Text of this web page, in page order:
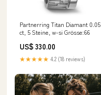
Partnerring Titan Diamant 0.05
ct, 5 Steine, w-si Grösse:66
US$ 330.00
★★★★★ 4.2 (18 reviews)